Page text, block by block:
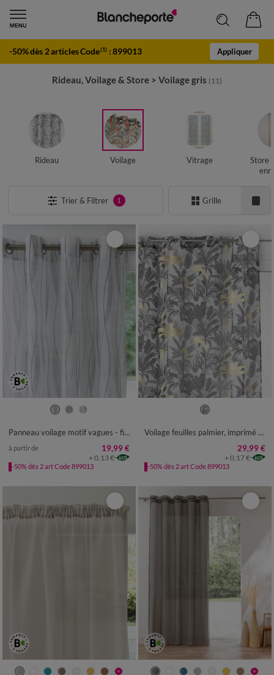
-50% dès 2 articles Code(1) :899013 Appliquer
Rideau, Voilage & Store > Voilage gris (11)
Rideau Voilage Vitrage
Store
Trier & Filtrer 1 Grille
Panneau voilage motif vagues - finition œillets
à partir de 19,99 €
+ 0,13 €
-50% dès 2 art Code 899013
Voilage feuilles palmier, imprimé métallisé, finition œillets
29,99 €
+ 0,17 €
-50% dès 2 art Code 899013